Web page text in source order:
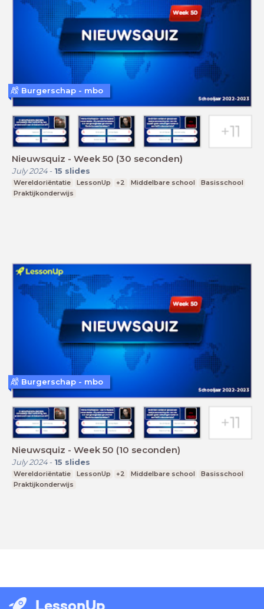
Nieuwsquiz - Week 50 (30 seconden)
July 2024- 15 slides
Wereldoriëntatie LessonUp +2 Middelbare school
Basisschool
Praktijkonderwijs
Burgerschap - mbo
Nieuwsquiz - Week 50 (10 seconden)
July 2024- 15 slides
Wereldoriëntatie LessonUp +2 Middelbare school
Basisschool
Praktijkonderwijs
Burgerschap - mbo